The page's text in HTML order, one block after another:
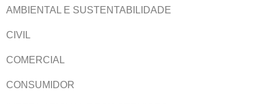
AMBIENTAL E SUSTENTABILIDADE
CIVIL
COMERCIAL
CONSUMIDOR